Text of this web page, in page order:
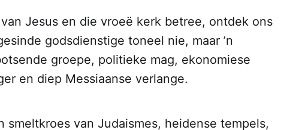
Jesus en die vroeë kerk betree, ontdek ons
godsdienstige toneel nie, maar ’n
groepe, politieke mag, ekonomiese
en diep Messiaanse verlange.
smeltkroes van Judaismes, heidense tempels,